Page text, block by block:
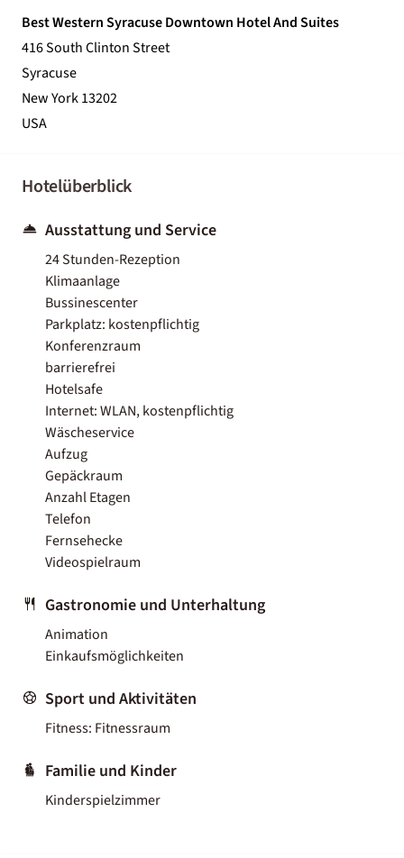
Best Western Syracuse Downtown Hotel And Suites
416 South Clinton Street
Syracuse
New York 13202
USA
Hotelüberblick
Ausstattung und Service
24 Stunden-Rezeption
Klimaanlage
Bussinescenter
Parkplatz: kostenpflichtig
Konferenzraum
barrierefrei
Hotelsafe
Internet: WLAN, kostenpflichtig
Wäscheservice
Aufzug
Gepäckraum
Anzahl Etagen
Telefon
Fernsehecke
Videospielraum
Gastronomie und Unterhaltung
Animation
Einkaufsmöglichkeiten
Sport und Aktivitäten
Fitness: Fitnessraum
Familie und Kinder
Kinderspielzimmer